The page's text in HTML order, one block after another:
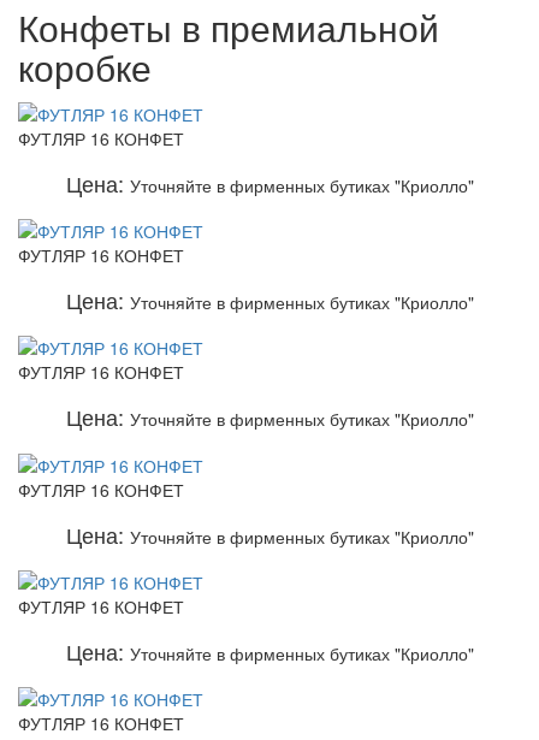
Конфеты в премиальной
коробке
ФУТЛЯР 16 КОНФЕТ
Цена: Уточняйте в фирменных бутиках "Криолло"
ФУТЛЯР 16 КОНФЕТ
Цена: Уточняйте в фирменных бутиках "Криолло"
ФУТЛЯР 16 КОНФЕТ
Цена: Уточняйте в фирменных бутиках "Криолло"
ФУТЛЯР 16 КОНФЕТ
Цена: Уточняйте в фирменных бутиках "Криолло"
ФУТЛЯР 16 КОНФЕТ
Цена: Уточняйте в фирменных бутиках "Криолло"
ФУТЛЯР 16 КОНФЕТ